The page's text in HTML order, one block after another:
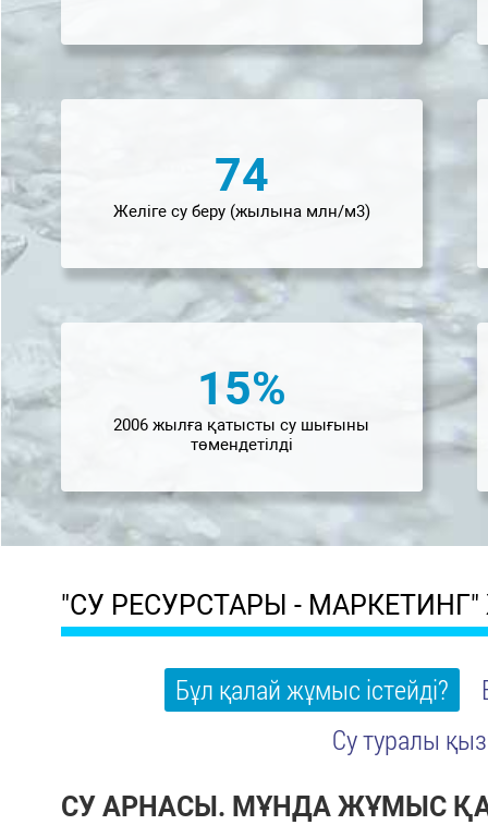
74
Желіге су беру (жылына млн/м3)
15%
2006 жылға қатысты су шығыны
төмендетілді
"СУ РЕСУРСТАРЫ -
Бұл қалай жұмыс істейді?
Су туралы
СУ АРНАСЫ. МҰНДА ЖҰМЫС